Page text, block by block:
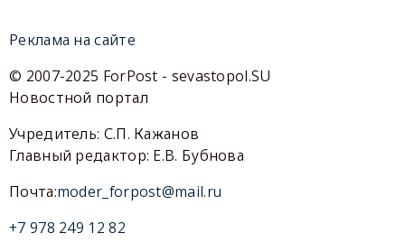
Реклама на сайте
© 2007-2025 ForPost - sevastopol.SU
Новостной портал
Учредитель: С.П. Кажанов
Главный редактор: Е.В. Бубнова
Почта:moder_forpost@mail.ru
+7 978 249 12 82